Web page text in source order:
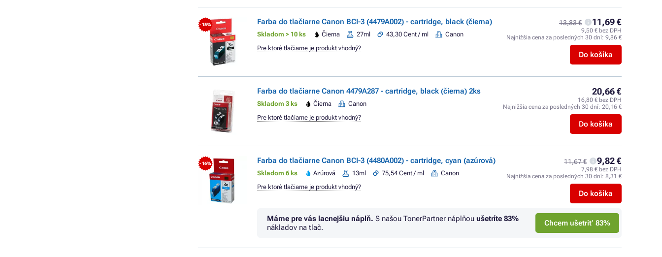
- 15% Farba do tlačiarne Canon BCI-3 (4479A002) - cartridge, black (čierna)
Skladom > 10 ks Čierna 27ml 43,30 Cent / ml Canon
13,83 € 11,69 €
9,50 € bez DPH
Najnižšia cena za posledných 30 dní: 9,86 €
Do košíka
Pre ktoré tlačiarne je produkt vhodný?
Farba do tlačiarne Canon 4479A287 - cartridge, black (čierna) 2ks
Skladom 3 ks Čierna Canon
20,66 €
16,80 € bez DPH
Najnižšia cena za posledných 30 dní: 20,16 €
Do košíka
Pre ktoré tlačiarne je produkt vhodný?
- 16% Farba do tlačiarne Canon BCI-3 (4480A002) - cartridge, cyan (azúrová)
Skladom 6 ks Azúrová 13ml 75,54 Cent / ml Canon
11,67 € 9,82 €
7,98 € bez DPH
Najnižšia cena za posledných 30 dní: 8,31 €
Do košíka
Pre ktoré tlačiarne je produkt vhodný?
Máme pre vás lacnejšiu náplň. S našou TonerPartner náplňou ušetríte 83%
nákladov na tlač.
Chcem ušetriť 83%